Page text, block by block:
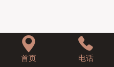

首页

电话